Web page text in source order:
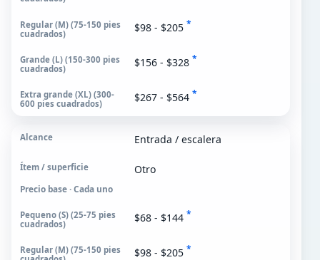
$98 - $205 *
$156 - $328 *
$267 - $564 *
Entrada / escalera
Otro
Precio base · Cada uno
$68 - $144 *
$98 - $205 *